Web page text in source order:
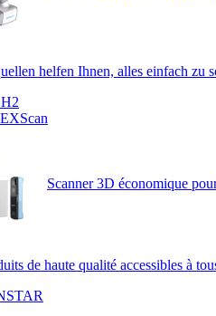
helfen Ihnen, alles einfach zu
Scanner 3D économique
de haute qualité accessibles à